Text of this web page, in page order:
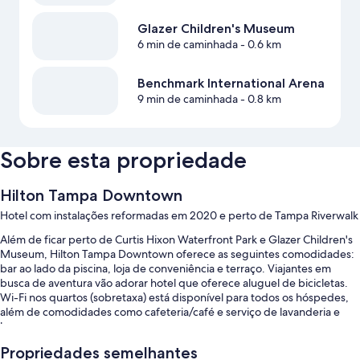
Glazer Children's Museum
6 min de caminhada- 0.6 km
Benchmark International Arena
9 min de caminhada- 0.8 km
Sobre esta propriedade
Hilton Tampa Downtown
Hotel com instalações reformadas em 2020 e perto de Tampa Riverwalk
Além de ficar perto de Curtis Hixon Waterfront Park e Glazer Children's
Museum, Hilton Tampa Downtown oferece as seguintes comodidades:
bar ao lado da piscina, loja de conveniência e terraço. Viajantes em
busca de aventura vão adorar hotel que oferece aluguel de bicicletas.
Wi-Fi nos quartos (sobretaxa) está disponível para todos os hóspedes,
além de comodidades como cafeteria/café e serviço de lavanderia e
lavagem a seco.
Outros benefícios são:
Propriedades semelhantes